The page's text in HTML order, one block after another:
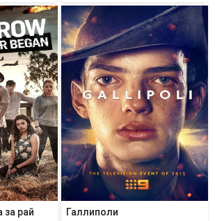
за рай Галлиполи